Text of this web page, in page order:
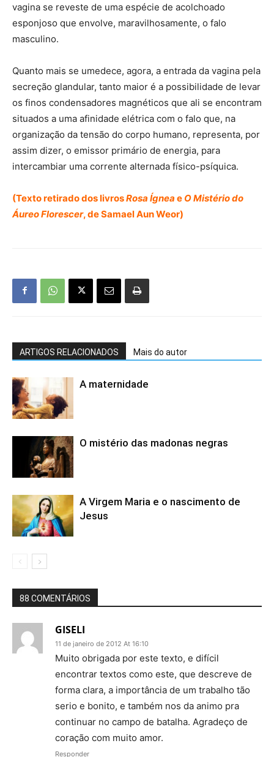
vagina se reveste de uma espécie de acolchoado
esponjoso que envolve, maravilhosamente, o falo
masculino.
Quanto mais se umedece, agora, a entrada da vagina pela
secreção glandular, tanto maior é a possibilidade de levar
os finos condensadores magnéticos que ali se encontram
situados a uma afinidade elétrica com o falo que, na
organização da tensão do corpo humano, representa, por
assim dizer, o emissor primário de energia, para
intercambiar uma corrente alternada físico-psíquica.
(Texto retirado dos livrosRosa Ígnea e O Mistério do
Áureo Florescer, de Samael Aun Weor)
ARTIGOS RELACIONADOS Mais do autor
A maternidade
O mistério das madonas negras
A Virgem Maria e o nascimento de
Jesus
88 COMENTÁRIOS
GISELI
11 de janeiro de 2012 At 16:10
Muito obrigada por este texto, e difícil
encontrar textos como este, que descreve de
forma clara, a importância de um trabalho tão
serio e bonito, e também nos da animo pra
continuar no campo de batalha. Agradeço de
coração com muito amor.
Responder